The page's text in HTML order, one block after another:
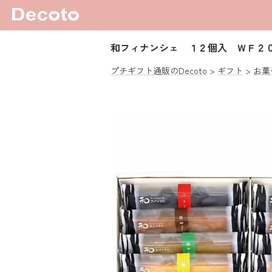
和フィナンシェ １２個入 ＷＦ２
プチギフト通販のDecoto ギフト お